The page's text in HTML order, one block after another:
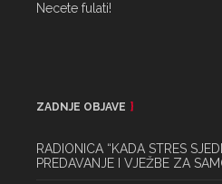
Necete fulati!
ZADNJE OBJAVE
RADIONICA “KADA STRES
PREDAVANJE I VJEŽBE ZA